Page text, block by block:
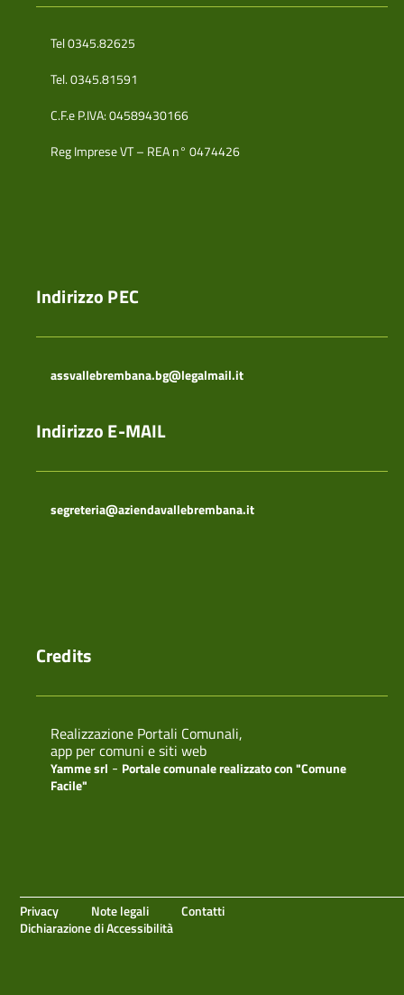
Tel 0345.82625
Tel. 0345.81591
C.F.e P.IVA: 04589430166
Reg Imprese VT – REA n° 0474426
Indirizzo PEC
assvallebrembana.bg@legalmail.it
Indirizzo E-MAIL
segreteria@aziendavallebrembana.it
Credits
Realizzazione Portali Comunali,
app per comuni e siti web
Yamme srl - Portale comunale realizzato con "Comune
Facile"
Privacy Note legali
Contatti
Dichiarazione di Accessibilità